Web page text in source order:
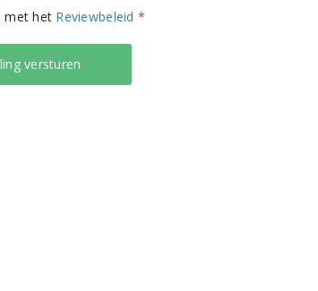
met het Reviewbeleid *